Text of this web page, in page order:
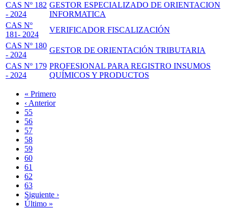
CAS Nº 182
- 2024
GESTOR ESPECIALIZADO DE ORIENTACION
INFORMATICA
CAS Nº
181- 2024
VERIFICADOR FISCALIZACIÓN
CAS Nº 180
- 2024
GESTOR DE ORIENTACIÓN TRIBUTARIA
CAS Nº 179
- 2024
PROFESIONAL PARA REGISTRO INSUMOS
QUÍMICOS Y PRODUCTOS
Paginación
Primera
página
« Primero
Página
anterior
‹ Anterior
Page
55
Page
56
Page
57
Page
58
Página
actual
59
Page
60
Page
61
Page
62
Page
63
Siguiente
página
Siguiente ›
Última
Último »